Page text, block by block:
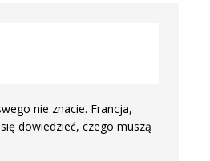
nie znacie. Francja,
dowiedzieć, czego muszą